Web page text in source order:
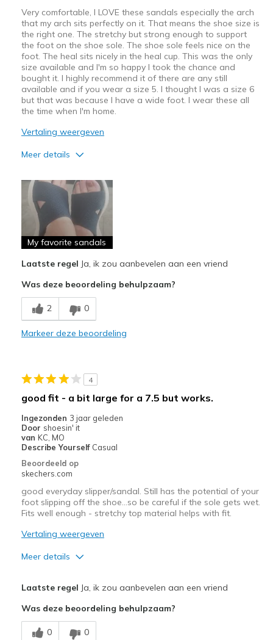
Very comfortable, I LOVE these sandals especially the arch
that my arch sits perfectly on it. That means the shoe size is
the right one. The stretchy but strong enough to support
the foot on the shoe sole. The shoe sole feels nice on the
foot. The heal sits nicely in the heal cup. This was the only
size available and I'm so happy I took the chance and
bought it. I highly recommend it of there are any still
available and if you wear a size 5. I thought I was a size 6
but that was because I have a wide foot. I wear these all
the time when I'm home.
Vertaling weergeven
Meer details
Attractive Design
Breathe Well
Comfortable
Stylish
Beste toepassingen
Casual Wear
Sizing
Feels true to size
View On Shoes
My favorite sandals
Laatste regel Ja, ik zou aanbevelen aan een vriend
Was deze beoordeling behulpzaam?
2 0
Markeer deze beoordeling
4
good fit - a bit large for a 7.5 but works.
Ingezonden 3 jaar geleden
Door shoesin' it
van KC, MO
Describe Yourself Casual
Beoordeeld op
skechers.com
good everyday slipper/sandal. Still has the potential of your
foot slipping off the shoe...so be careful if the sole gets wet.
Fits well enough - stretchy top material helps with fit.
Vertaling weergeven
Meer details
Comfortable
Laatste regel Ja, ik zou aanbevelen aan een vriend
Was deze beoordeling behulpzaam?
0 0